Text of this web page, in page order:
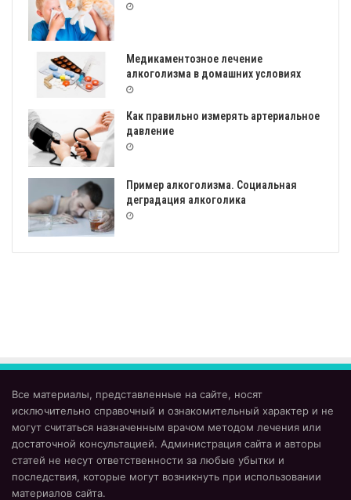
Медикаментозное лечение
алкоголизма в домашних условиях
Как правильно измерять артериальное
давление
Пример алкоголизма. Социальная
деградация алкоголика
Все материалы, представленные на сайте, носят
исключительно справочный и ознакомительный характер и не
могут считаться назначенным врачом методом лечения или
достаточной консультацией. Администрация сайта и авторы
статей не несут ответственности за любые убытки и
последствия, которые могут возникнуть при использовании
материалов сайта.